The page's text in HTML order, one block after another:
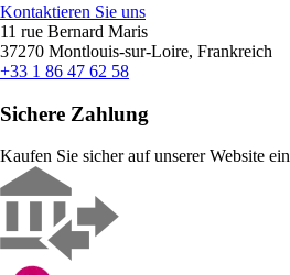
Kontaktieren Sie uns
11 rue Bernard Maris
37270 Montlouis-sur-Loire, Frankreich
+33 1 86 47 62 58
Sichere Zahlung
Kaufen Sie sicher auf unserer Website ein